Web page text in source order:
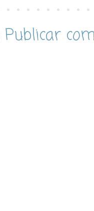
Publicar